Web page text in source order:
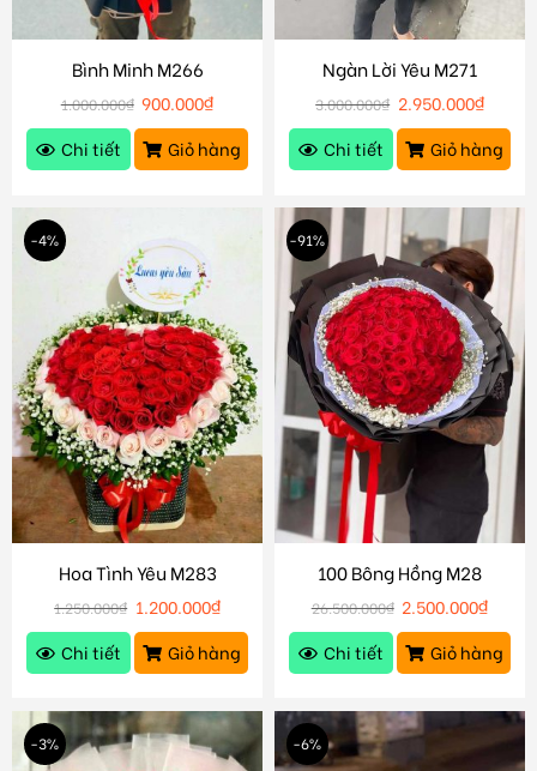
Bình Minh M266
1.000.000₫ 900.000₫
Chi tiết
Giỏ hàng
Ngàn Lời Yêu M271
3.000.000₫ 2.950.000₫
Chi tiết
Giỏ hàng
-4%
Hoa Tình Yêu M283
1.250.000₫ 1.200.000₫
Chi tiết
Giỏ hàng
-91%
100 Bông Hồng M28
26.500.000₫ 2.500.000₫
Chi tiết
Giỏ hàng
-3% -6%